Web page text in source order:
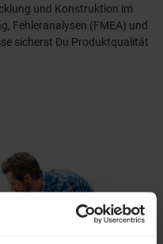
und Konstruktion im
Fehleranalysen (FMEA) und
sicherst Du Produktqualität